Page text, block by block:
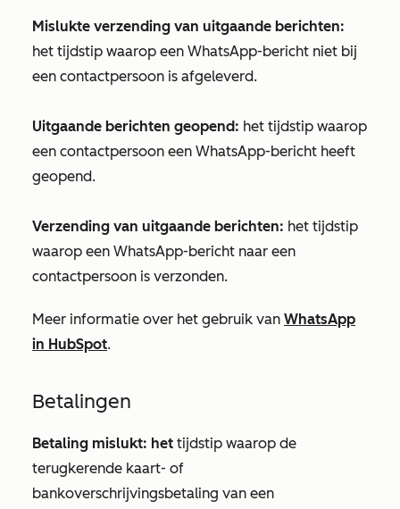
Mislukte verzending van uitgaande berichten:
het tijdstip waarop een WhatsApp-bericht niet bij
een contactpersoon is afgeleverd.
Uitgaande berichten geopend: het tijdstip waarop
een contactpersoon een WhatsApp-bericht heeft
geopend.
Verzending van uitgaande berichten: het tijdstip
waarop een WhatsApp-bericht naar een
contactpersoon is verzonden.
Meer informatie over het gebruik van WhatsApp
in HubSpot.
Betalingen
Betaling mislukt: het tijdstip waarop de
terugkerende kaart- of
bankoverschrijvingsbetaling van een